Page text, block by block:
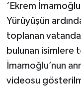
‘Ekrem
Yürüyüşün
toplanan
bulunan isimlere
İmamoğlu’nun
videosu